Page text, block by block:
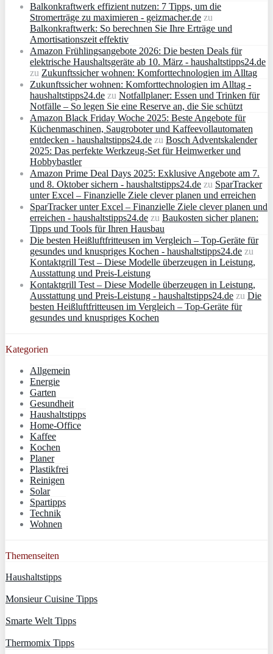
Balkonkraftwerk effizient nutzen: 7 Tipps, um die
Stromerträge zu maximieren - geizmacher.de zu
Balkonkraftwerk: So berechnen Sie Ihre Erträge und
Amortisationszeit effektiv
Amazon Frühlingsangebote 2026: Die besten Deals für
elektrische Haushaltsgeräte ab 10. März - haushaltstipps24.de
zu Zukunftssicher wohnen: Komforttechnologien im Alltag
Zukunftssicher wohnen: Komforttechnologien im Alltag -
haushaltstipps24.de zu Notfallplaner: Essen und Trinken für
Notfälle – So legen Sie eine Reserve an, die Sie schützt
Amazon Black Friday Woche 2025: Beste Angebote für
Küchenmaschinen, Saugroboter und Kaffeevollautomaten
entdecken - haushaltstipps24.de zu Bosch Adventskalender
2025: Das perfekte Werkzeug-Set für Heimwerker und
Hobbybastler
Amazon Prime Deal Days 2025: Exklusive Angebote am 7.
und 8. Oktober sichern - haushaltstipps24.de zu SparTracker
unter Excel – Finanzielle Ziele clever planen und erreichen
SparTracker unter Excel – Finanzielle Ziele clever planen und
erreichen - haushaltstipps24.de zu Baukosten sicher planen:
Tipps und Tools für Ihren Hausbau
Die besten Heißluftfritteusen im Vergleich – Top-Geräte für
gesundes und knuspriges Kochen - haushaltstipps24.de zu
Kontaktgrill Test – Diese Modelle überzeugen in Leistung,
Ausstattung und Preis-Leistung
Kontaktgrill Test – Diese Modelle überzeugen in Leistung,
Ausstattung und Preis-Leistung - haushaltstipps24.de zu Die
besten Heißluftfritteusen im Vergleich – Top-Geräte für
gesundes und knuspriges Kochen
Kategorien
Allgemein
Energie
Garten
Gesundheit
Haushaltstipps
Home-Office
Kaffee
Kochen
Planer
Plastikfrei
Reinigen
Solar
Spartipps
Technik
Wohnen
Themenseiten
Haushaltstipps
Monsieur Cuisine Tipps
Smarte Welt Tipps
Thermomix Tipps